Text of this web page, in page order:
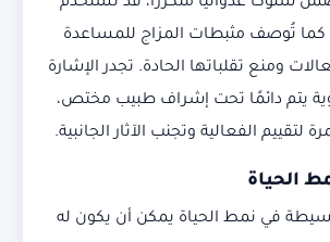
كما تُوصف مثبطات المزاج للمساعدة
ومنع تقلباتها الحادة. تجدر الإشارة
يتم دائمًا تحت إشراف طبيب مختص،
الفعالية وتجنب الآثار الجانبية.
الحياة
في نمط الحياة يمكن أن يكون له